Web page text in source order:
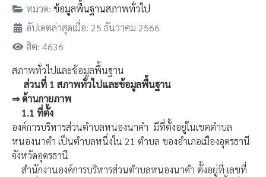
หมวด: ข้อมูลพื้นฐานสภาพทั่วไป
อัปเดตล่าสุดเมื่อ: 25 ธันวาคม 2566
ฮิต: 4636
สภาพทั่วไปและข้อมูลพื้นฐาน
ส่วนที่ 1 สภาพทั่วไปและข้อมูลพื้นฐาน
⇒ด้านกายภาพ
1.1 ที่ตั้ง
องค์การบริหารส่วนตำบลหนองนาคำ มีที่ตั้งอยู่ในเขตตำบล
หนองนาคำ เป็นตำบลหนึ่งใน 21 ตำบล ของอำเภอเมืองอุดรธานี
จังหวัดอุดรธานี
สำนักงานองค์การบริหารส่วนตำบลหนองนาคำ ตั้งอยู่ที่ เลขที่